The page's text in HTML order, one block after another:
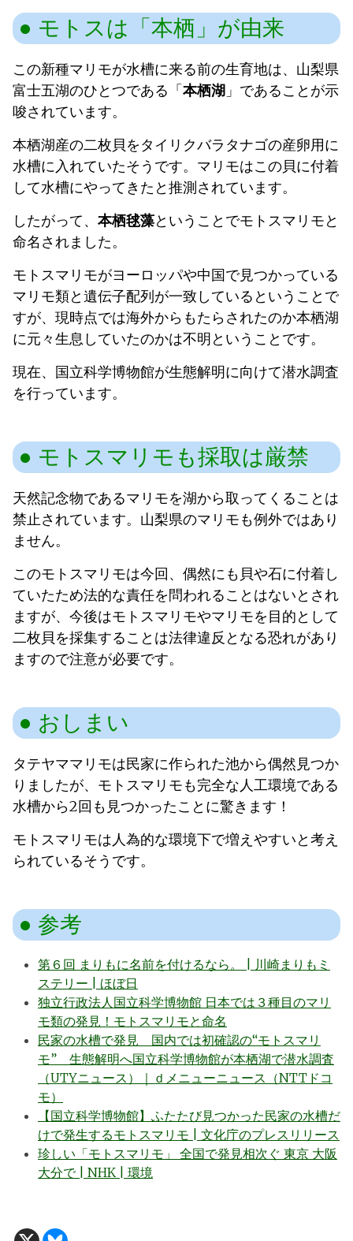
モトスは「本栖」が由来
この新種マリモが水槽に来る前の生育地は、山梨県
富士五湖のひとつである「本栖湖 」であることが示
唆されています。
本栖湖産の二枚貝をタイリクバラタナゴの産卵用に
水槽に入れていたそうです。マリモはこの貝に付着
して水槽にやってきたと推測されています。
したがって、 本栖毬藻ということでモトスマリモと
命名されました。
モトスマリモがヨーロッパや中国で見つかっている
マリモ類と遺伝子配列が一致しているということで
すが、現時点では海外からもたらされたのか本栖湖
に元々生息していたのかは不明ということです。
現在、国立科学博物館が生態解明に向けて潜水調査
を行っています。
モトスマリモも採取は厳禁
天然記念物であるマリモを湖から取ってくることは
禁止されています。山梨県のマリモも例外ではあり
ません。
このモトスマリモは今回、偶然にも貝や石に付着し
ていたため法的な責任を問われることはないとされ
ますが、今後はモトスマリモやマリモを目的として
二枚貝を採集することは法律違反となる恐れがあり
ますので注意が必要です。
おしまい
タテヤママリモは民家に作られた池から偶然見つか
りましたが、モトスマリモも完全な人工環境である
水槽から2回も見つかったことに驚きます！
モトスマリモは人為的な環境下で増えやすいと考え
られているそうです。
参考
第６回 まりもに名前を付けるなら。 | 川崎まりもミ
ステリー | ほぼ日
独立行政法人国立科学博物館 日本では３種目のマリ
モ類の発見！モトスマリモと命名
民家の水槽で発見 国内では初確認の“モトスマリ
モ” 生態解明へ国立科学博物館が本栖湖で潜水調査
（UTYニュース）｜ｄメニューニュース（NTTドコ
モ）
【国立科学博物館】ふたたび見つかった民家の水槽だ
けで発生するモトスマリモ | 文化庁のプレスリリース
珍しい「モトスマリモ」 全国で発見相次ぐ 東京 大阪
大分で | NHK | 環境